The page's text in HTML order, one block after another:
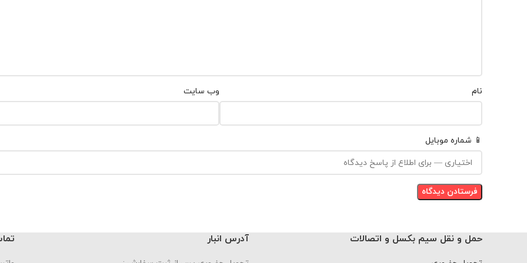
نام وب‌ سایت
📱 شماره موبایل
حمل و نقل سیم بکسل و اتصالات آدرس انبار